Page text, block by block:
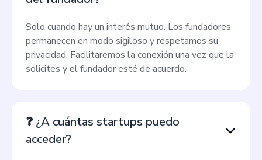
Solo cuando hay un interés mutuo. Los fundadores
permanecen en modo sigiloso y respetamos su
privacidad. Facilitaremos la conexión una vez que la
solicites y el fundador esté de acuerdo.
❓ ¿A cuántas startups puedo
acceder?